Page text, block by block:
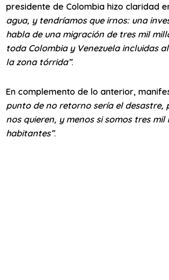
presidente de Colombia hizo claridad
agua, y tendríamos que irnos: una
habla de una migración de tres mil
toda Colombia y Venezuela incluidas
la zona tórrida”.
En complemento de lo anterior,
punto de no retorno sería el desastre,
nos quieren, y menos si somos tres mil
habitantes”.